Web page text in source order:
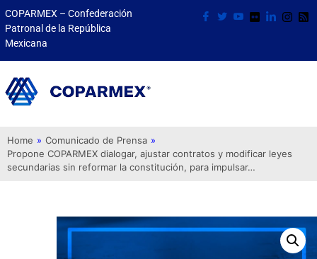
COPARMEX – Confederación
Patronal de la República
Mexicana
Home » Comunicado de Prensa »
Propone COPARMEX dialogar, ajustar contratos y modificar leyes
secundarias sin reformar la constitución, para impulsar…